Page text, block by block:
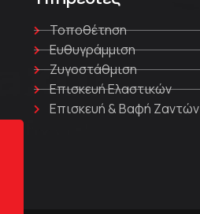
Τοποθέτηση
Ευθυγράμμιση
Ζυγοστάθμιση
Επισκευή Ελαστικών
Επισκευή & Βαφή Ζαντών